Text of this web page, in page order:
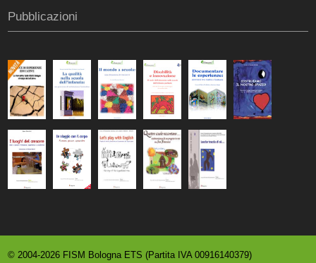
Pubblicazioni
© 2004-2026 FISM Bologna ETS (Partita IVA 00916140379)